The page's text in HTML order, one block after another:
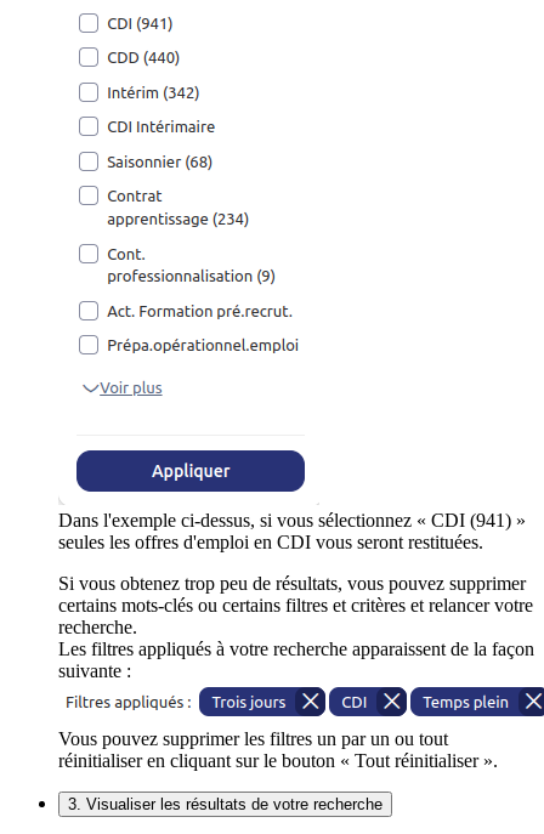
Dans l'exemple ci-dessus, si vous sélectionnez « CDI (941) »
seules les offres d'emploi en CDI vous seront restituées.
Si vous obtenez trop peu de résultats, vous pouvez supprimer
certains mots-clés ou certains filtres et critères et relancer votre
recherche.
Les filtres appliqués à votre recherche apparaissent de la façon
suivante :
Vous pouvez supprimer les filtres un par un ou tout
réinitialiser en cliquant sur le bouton « Tout réinitialiser ».
3. Visualiser les résultats de votre recherche